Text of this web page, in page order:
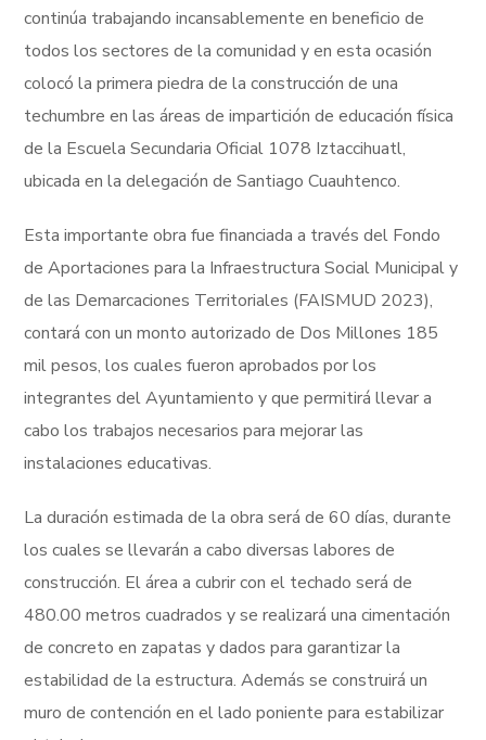
continúa trabajando incansablemente en beneficio de
todos los sectores de la comunidad y en esta ocasión
colocó la primera piedra de la construcción de una
techumbre en las áreas de impartición de educación física
de la Escuela Secundaria Oficial 1078 Iztaccihuatl,
ubicada en la delegación de Santiago Cuauhtenco.
Esta importante obra fue financiada a través del Fondo
de Aportaciones para la Infraestructura Social Municipal y
de las Demarcaciones Territoriales (FAISMUD 2023),
contará con un monto autorizado de Dos Millones 185
mil pesos, los cuales fueron aprobados por los
integrantes del Ayuntamiento y que permitirá llevar a
cabo los trabajos necesarios para mejorar las
instalaciones educativas.
La duración estimada de la obra será de 60 días, durante
los cuales se llevarán a cabo diversas labores de
construcción. El área a cubrir con el techado será de
480.00 metros cuadrados y se realizará una cimentación
de concreto en zapatas y dados para garantizar la
estabilidad de la estructura. Además se construirá un
muro de contención en el lado poniente para estabilizar